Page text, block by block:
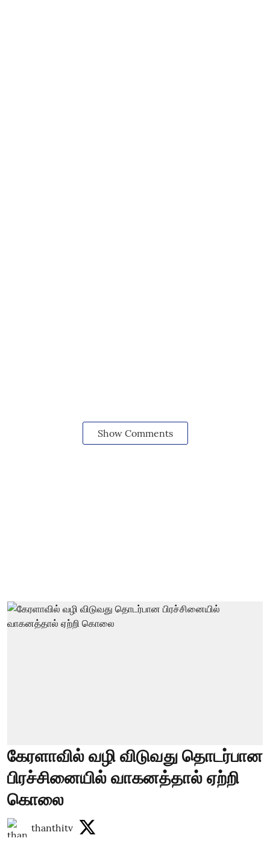
Show Comments
கேரளாவில் வழி விடுவது தொடர்பான
பிரச்சினையில் வாகனத்தால் ஏற்றி
கொலை
thanthitv